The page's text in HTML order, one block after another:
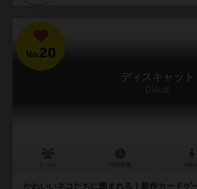
No.20
ディスキャット
Discat
かわいいネコたちに囲まれる！新作カードゲ